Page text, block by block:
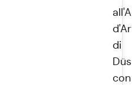
di
con